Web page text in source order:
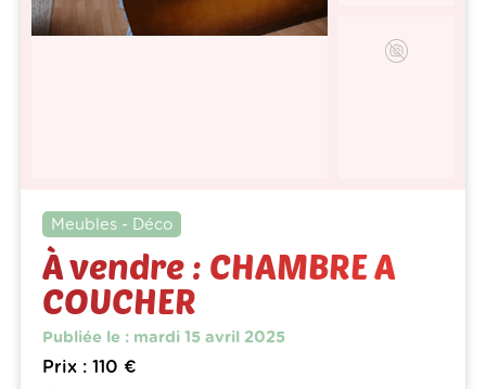
Meubles - Déco
À vendre : CHAMBRE A
COUCHER
Publiée le : mardi 15 avril 2025
Prix : 110 €